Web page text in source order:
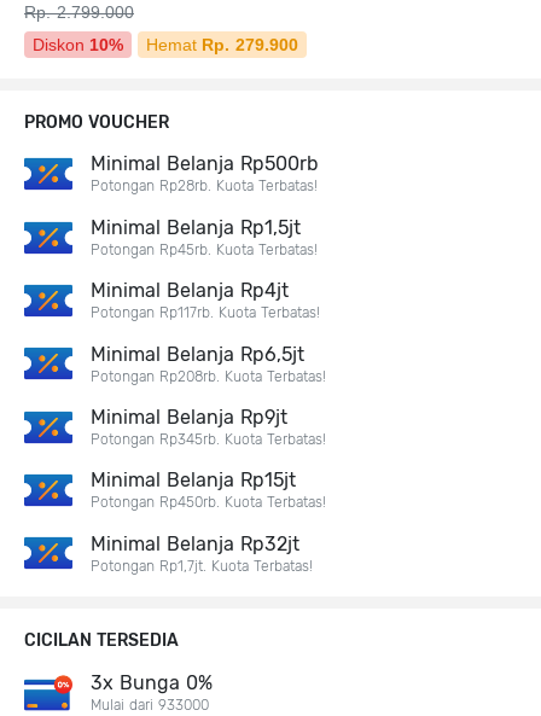
Rp. 2.799.000
Diskon 10% Hemat Rp. 279.900
PROMO VOUCHER
Minimal Belanja Rp500rb
Potongan Rp28rb. Kuota Terbatas!
Minimal Belanja Rp1,5jt
Potongan Rp45rb. Kuota Terbatas!
Minimal Belanja Rp4jt
Potongan Rp117rb. Kuota Terbatas!
Minimal Belanja Rp6,5jt
Potongan Rp208rb. Kuota Terbatas!
Minimal Belanja Rp9jt
Potongan Rp345rb. Kuota Terbatas!
Minimal Belanja Rp15jt
Potongan Rp450rb. Kuota Terbatas!
Minimal Belanja Rp32jt
Potongan Rp1,7jt. Kuota Terbatas!
CICILAN TERSEDIA
3x Bunga 0%
Mulai dari 933000